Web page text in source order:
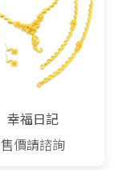
幸福日記
售價請諮詢